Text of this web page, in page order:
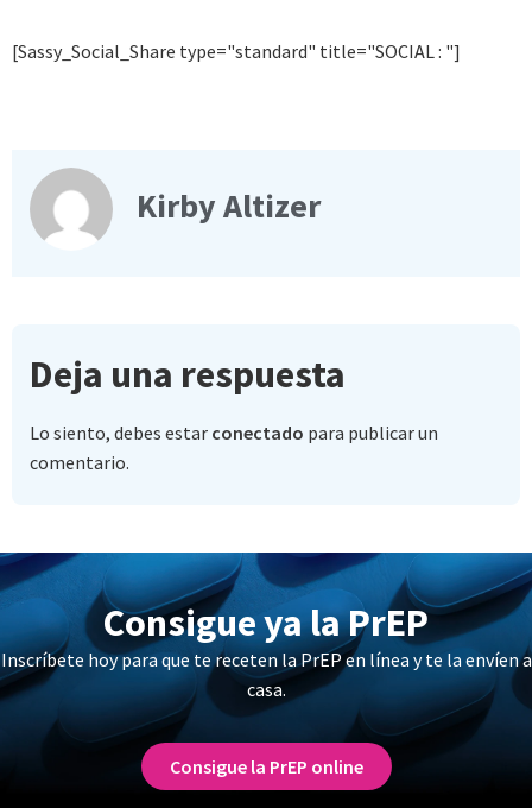
[Sassy_Social_Share type="standard" title="SOCIAL : "]
Kirby Altizer
Deja una respuesta
Lo siento, debes estar conectado para publicar un
comentario.
Consigue ya la PrEP
Inscríbete hoy para que te receten la PrEP en línea y te la envíen a
casa.
Consigue la PrEP online